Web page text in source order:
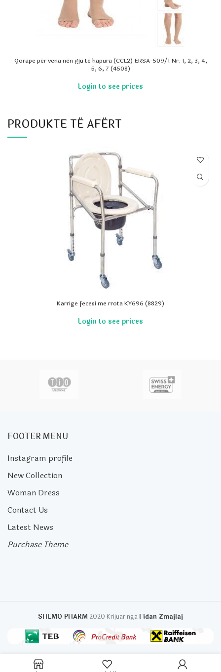
Qorape për vena nën gju të hapura (CCL2) ERSA-509/1 Nr. 1, 2, 3, 4,
5, 6, 7 (4508)
PRODUKTE TË AFËRT
Karrige fecesi me rrota KY696 (8829)
FOOTER MENU
Instagram profile
New Collection
Woman Dress
Contact Us
Latest News
Purchase Theme
SHEMO PHARM 2020 Krijuar ngaFidan Zmajlaj